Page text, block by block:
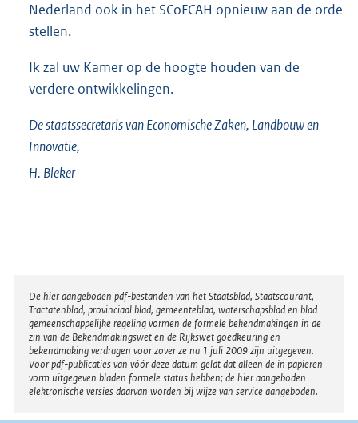
Nederland ook in het SCoFCAH opnieuw aan de orde
stellen.
Ik zal uw Kamer op de hoogte houden van de
verdere ontwikkelingen.
De staatssecretaris van Economische Zaken, Landbouw en
Innovatie,
H. Bleker
Disclaimer
De hier aangeboden pdf-bestanden van het Staatsblad, Staatscourant,
Tractatenblad, provinciaal blad, gemeenteblad, waterschapsblad en blad
gemeenschappelijke regeling vormen de formele bekendmakingen in de
zin van de Bekendmakingswet en de Rijkswet goedkeuring en
bekendmaking verdragen voor zover ze na 1 juli 2009 zijn uitgegeven.
Voor pdf-publicaties van vóór deze datum geldt dat alleen de in papieren
vorm uitgegeven bladen formele status hebben; de hier aangeboden
elektronische versies daarvan worden bij wijze van service aangeboden.